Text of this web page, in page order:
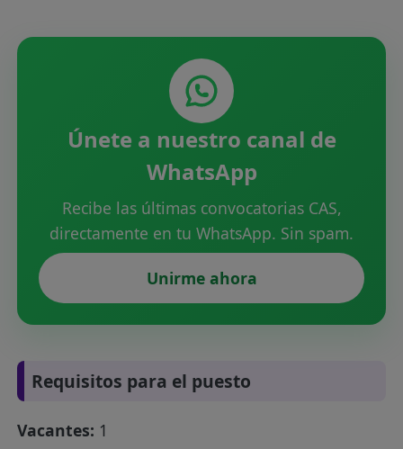
Únete a nuestro canal de
WhatsApp
Recibe las últimas convocatorias CAS,
directamente en tu WhatsApp. Sin spam.
Unirme ahora
Requisitos para el puesto
Vacantes: 1